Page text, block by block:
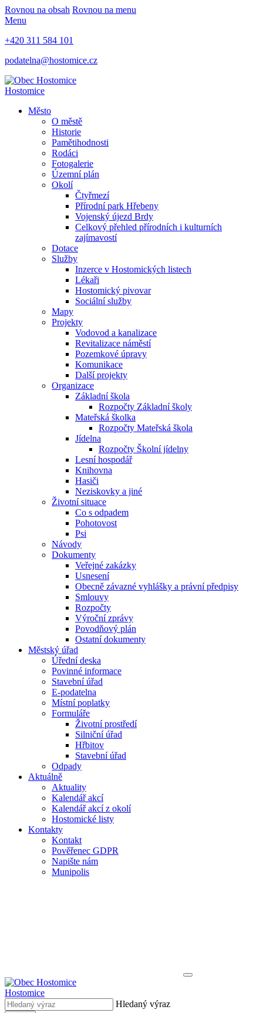
Rovnou na obsah Rovnou na menu
Menu
+420 311 584 101
podatelna@hostomice.cz
Hostomice
Město
O městě
Historie
Pamětihodnosti
Rodáci
Fotogalerie
Územní plán
Okolí
Čtyřmezí
Přírodní park Hřebeny
Vojenský újezd Brdy
Celkový přehled přírodních i kulturních
zajímavostí
Dotace
Služby
Inzerce v Hostomických listech
Lékaři
Hostomický pivovar
Sociální služby
Mapy
Projekty
Vodovod a kanalizace
Revitalizace náměstí
Pozemkové úpravy
Komunikace
Další projekty
Organizace
Základní škola
Rozpočty Základní školy
Mateřská školka
Rozpočty Mateřská škola
Jídelna
Rozpočty Školní jídelny
Lesní hospodář
Knihovna
Hasiči
Neziskovky a jiné
Životní situace
Co s odpadem
Pohotovost
Psi
Návody
Dokumenty
Veřejné zakázky
Usnesení
Obecně závazné vyhlášky a právní předpisy
Smlouvy
Rozpočty
Výroční zprávy
Povodňový plán
Ostatní dokumenty
Městský úřad
Úřední deska
Povinné informace
Stavební úřad
E-podatelna
Místní poplatky
Formuláře
Životní prostředí
Silniční úřad
Hřbitov
Stavební úřad
Odpady
Aktuálně
Aktuality
Kalendář akcí
Kalendář akcí z okolí
Hostomické listy
Kontakty
Kontakt
Pověřenec GDPR
Napište nám
Munipolis
Hostomice
Hledaný výraz